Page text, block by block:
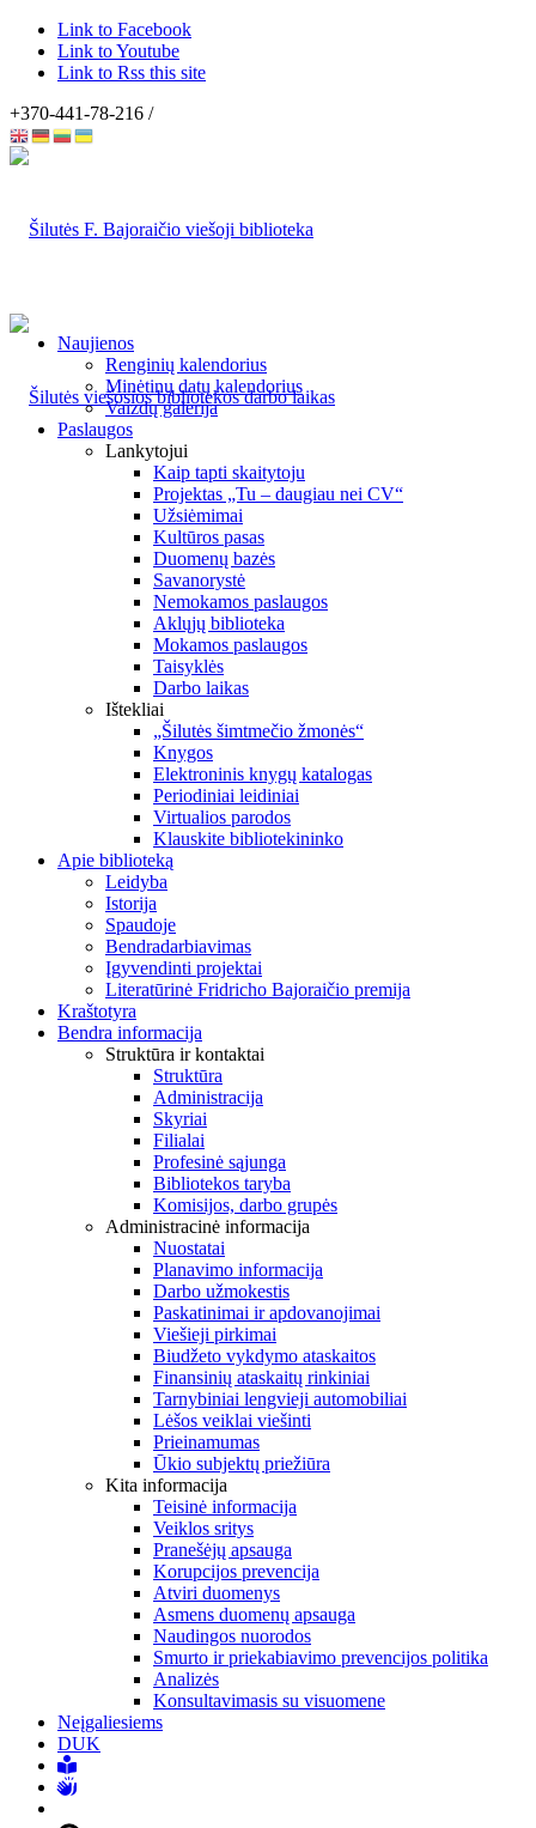
Link to Facebook
Link to Youtube
Link to Rss this site
+370-441-78-216 /
Naujienos
Renginių kalendorius
Minėtinų datų kalendorius
Vaizdų galerija
Paslaugos
Lankytojui
Kaip tapti skaitytoju
Projektas „Tu – daugiau nei CV“
Užsiėmimai
Kultūros pasas
Duomenų bazės
Savanorystė
Nemokamos paslaugos
Aklųjų biblioteka
Mokamos paslaugos
Taisyklės
Darbo laikas
Ištekliai
„Šilutės šimtmečio žmonės“
Knygos
Elektroninis knygų katalogas
Periodiniai leidiniai
Virtualios parodos
Klauskite bibliotekininko
Apie biblioteką
Leidyba
Istorija
Spaudoje
Bendradarbiavimas
Įgyvendinti projektai
Literatūrinė Fridricho Bajoraičio premija
Kraštotyra
Bendra informacija
Struktūra ir kontaktai
Struktūra
Administracija
Skyriai
Filialai
Profesinė sąjunga
Bibliotekos taryba
Komisijos, darbo grupės
Administracinė informacija
Nuostatai
Planavimo informacija
Darbo užmokestis
Paskatinimai ir apdovanojimai
Viešieji pirkimai
Biudžeto vykdymo ataskaitos
Finansinių ataskaitų rinkiniai
Tarnybiniai lengvieji automobiliai
Lėšos veiklai viešinti
Prieinamumas
Ūkio subjektų priežiūra
Kita informacija
Teisinė informacija
Veiklos sritys
Pranešėjų apsauga
Korupcijos prevencija
Atviri duomenys
Asmens duomenų apsauga
Naudingos nuorodos
Smurto ir priekabiavimo prevencijos politika
Analizės
Konsultavimasis su visuomene
Neįgaliesiems
DUK